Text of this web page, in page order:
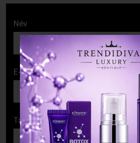
Név
E-mail cím
Tárgy